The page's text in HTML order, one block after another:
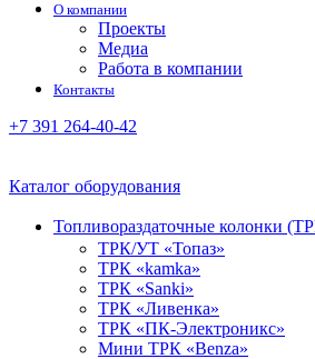
О компании
Проекты
Медиа
Работа в компании
Контакты
+7 391 264-40-42
Каталог оборудования
Топливораздаточные колонки
ТРК/УТ «Топаз»
ТРК «kamka»
ТРК «Sanki»
ТРК «Ливенка»
ТРК «ПК-Электроникс»
Мини ТРК «Benza»